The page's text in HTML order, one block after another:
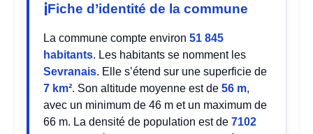
Fiche d’identité de la commune
La commune compte environ51 845
habitants. Les habitants se nomment les
Sevranais. Elle s’étend sur une superficie de
7 km². Son altitude moyenne est de56 m,
avec un minimum de 46 m et un maximum de
66 m. La densité de population est de7102